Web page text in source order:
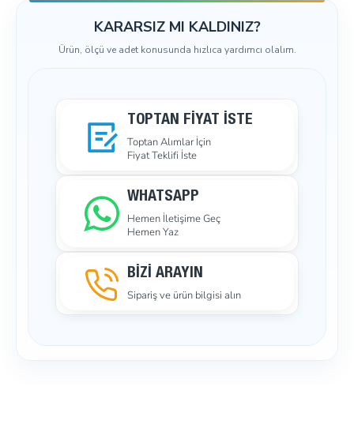
KARARSIZ MI KALDINIZ?
Ürün, ölçü ve adet konusunda hızlıca yardımcı olalım.
TOPTAN FIYAT İSTE
Toptan Alımlar İçin
Fiyat Teklifi İste
WHATSAPP
Hemen İletişime Geç
Hemen Yaz
BİZİ ARAYIN
Sipariş ve ürün bilgisi alın